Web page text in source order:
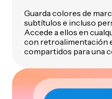
Guarda colores de
subtítulos e incluso
Accede a ellos en
con retroalimentación
compartidos para una